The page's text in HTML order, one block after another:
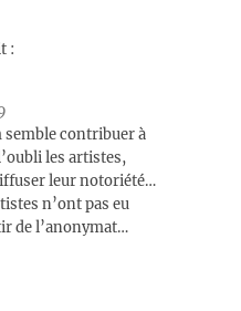
:
semble contribuer à
les artistes,
leur notoriété…
n’ont pas eu
de l’anonymat…